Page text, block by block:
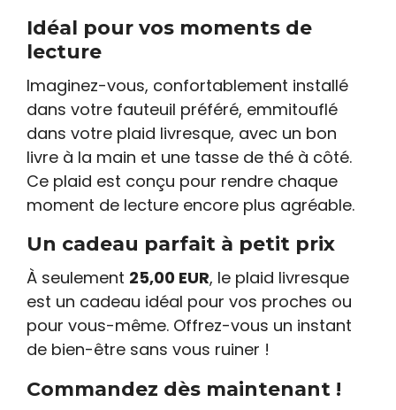
Idéal pour vos moments de
lecture
Imaginez-vous, confortablement installé
dans votre fauteuil préféré, emmitouflé
dans votre plaid livresque, avec un bon
livre à la main et une tasse de thé à côté.
Ce plaid est conçu pour rendre chaque
moment de lecture encore plus agréable.
Un cadeau parfait à petit prix
À seulement 25,00 EUR, le plaid livresque
est un cadeau idéal pour vos proches ou
pour vous-même. Offrez-vous un instant
de bien-être sans vous ruiner !
Commandez dès maintenant !